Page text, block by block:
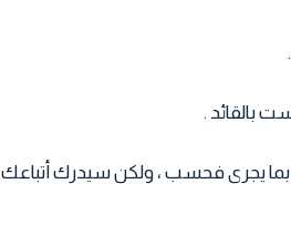
بالقائد .
بما يجرى فحسب ، ولكن سيدرك أتباعك